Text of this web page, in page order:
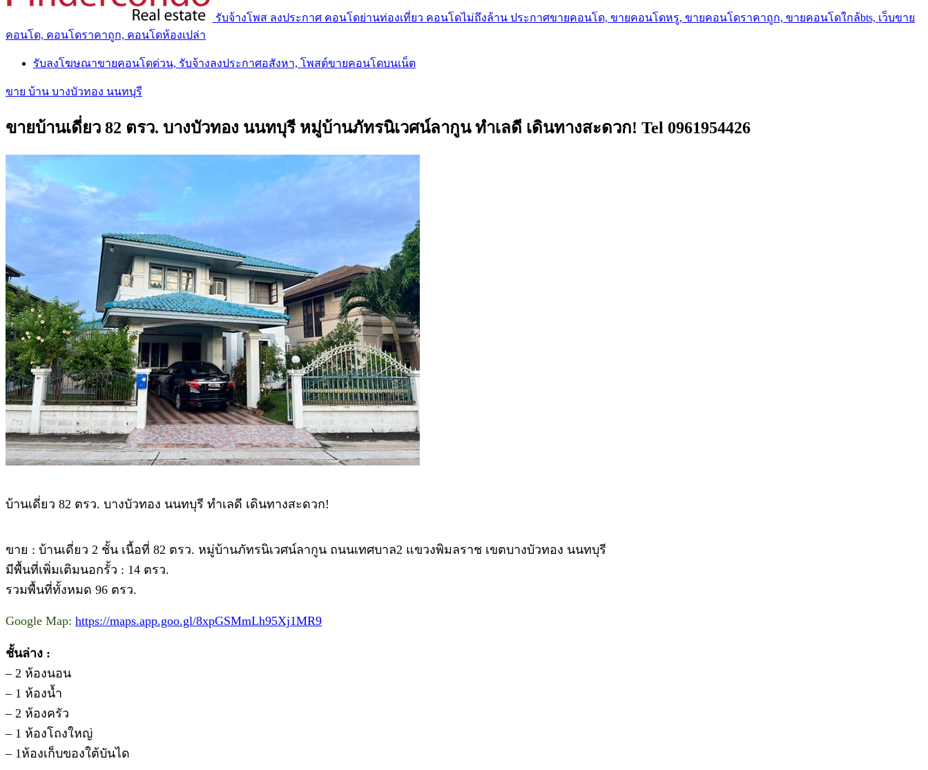
รับจ้างโพส ลงประกาศ คอนโดย่านท่องเที่ยว คอนโดไม่ถึงล้าน ประกาศขายคอนโด, ขายคอนโดหรู, ขายคอนโดราคาถูก, ขายคอนโดใกล้bts, เว็บขาย
คอนโด, คอนโดราคาถูก, คอนโดห้องเปล่า
รับลงโฆษณาขายคอนโดด่วน, รับจ้างลงประกาศอสังหา, โพสต์ขายคอนโดบนเน็ต
ขาย บ้าน บางบัวทอง นนทบุรี
ขายบ้านเดี่ยว 82 ตรว. บางบัวทอง นนทบุรี หมู่บ้านภัทรนิเวศน์ลากูน ทำเลดี เดินทางสะดวก! Tel 0961954426
บ้านเดี่ยว 82 ตรว. บางบัวทอง นนทบุรี ทำเลดี เดินทางสะดวก!
ขาย : บ้านเดี่ยว 2 ชั้น เนื้อที่ 82 ตรว. หมู่บ้านภัทรนิเวศน์ลากูน ถนนเทศบาล2 แขวงพิมลราช เขตบางบัวทอง นนทบุรี
มีพื้นที่เพิ่มเติมนอกรั้ว : 14 ตรว.
รวมพื้นที่ทั้งหมด 96 ตรว.
Google Map: https://maps.app.goo.gl/8xpGSMmLh95Xj1MR9
ชั้นล่าง :
– 2 ห้องนอน
– 1 ห้องน้ำ
– 2 ห้องครัว
– 1 ห้องโถงใหญ่
– 1ห้องเก็บของใต้บันได